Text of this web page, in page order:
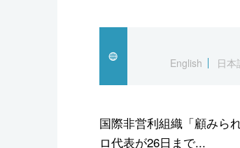
スポーツ・東京2020English
日本
国際非営利組織「顧みら
ロ代表が26日まで...